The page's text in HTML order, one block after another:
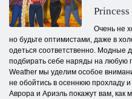
Очень не
но будьте оптимистами, даже в
одеться соответственно. Модные
подбирать себе наряды на любую
Weather мы уделим особое
не обойтись в осеннюю прохладу
Аврора и Ариэль покажут вам, как